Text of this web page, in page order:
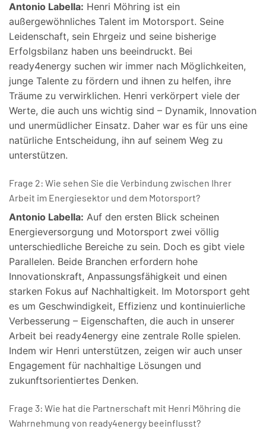
Antonio Labella: Henri Möhring ist ein
außergewöhnliches Talent im Motorsport. Seine
Leidenschaft, sein Ehrgeiz und seine bisherige
Erfolgsbilanz haben uns beeindruckt. Bei
ready4energy suchen wir immer nach Möglichkeiten,
junge Talente zu fördern und ihnen zu helfen, ihre
Träume zu verwirklichen. Henri verkörpert viele der
Werte, die auch uns wichtig sind – Dynamik, Innovation
und unermüdlicher Einsatz. Daher war es für uns eine
natürliche Entscheidung, ihn auf seinem Weg zu
unterstützen.
Frage 2: Wie sehen Sie die Verbindung zwischen Ihrer
Arbeit im Energiesektor und dem Motorsport?
Antonio Labella: Auf den ersten Blick scheinen
Energieversorgung und Motorsport zwei völlig
unterschiedliche Bereiche zu sein. Doch es gibt viele
Parallelen. Beide Branchen erfordern hohe
Innovationskraft, Anpassungsfähigkeit und einen
starken Fokus auf Nachhaltigkeit. Im Motorsport geht
es um Geschwindigkeit, Effizienz und kontinuierliche
Verbesserung – Eigenschaften, die auch in unserer
Arbeit bei ready4energy eine zentrale Rolle spielen.
Indem wir Henri unterstützen, zeigen wir auch unser
Engagement für nachhaltige Lösungen und
zukunftsorientiertes Denken.
Frage 3: Wie hat die Partnerschaft mit Henri Möhring die
Wahrnehmung von ready4energy beeinflusst?